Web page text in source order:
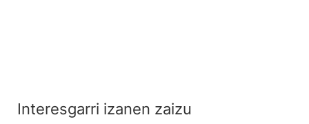
Interesgarri izanen zaizu